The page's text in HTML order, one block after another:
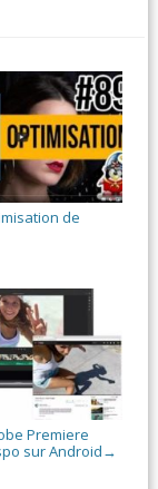
de
Premiere
sur Android→